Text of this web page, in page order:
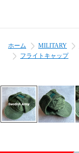
ホーム MILITARY
フライトキャップ